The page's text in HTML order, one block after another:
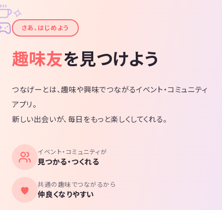
✦
✧
さあ、はじめよう
趣味友を見つけよう
つなげーとは、趣味や興味でつながるイベント・コミュニティ
アプリ。
新しい出会いが、毎日をもっと楽しくしてくれる。
イベント・コミュニティが
見つかる・つくれる
共通の趣味でつながるから
仲良くなりやすい